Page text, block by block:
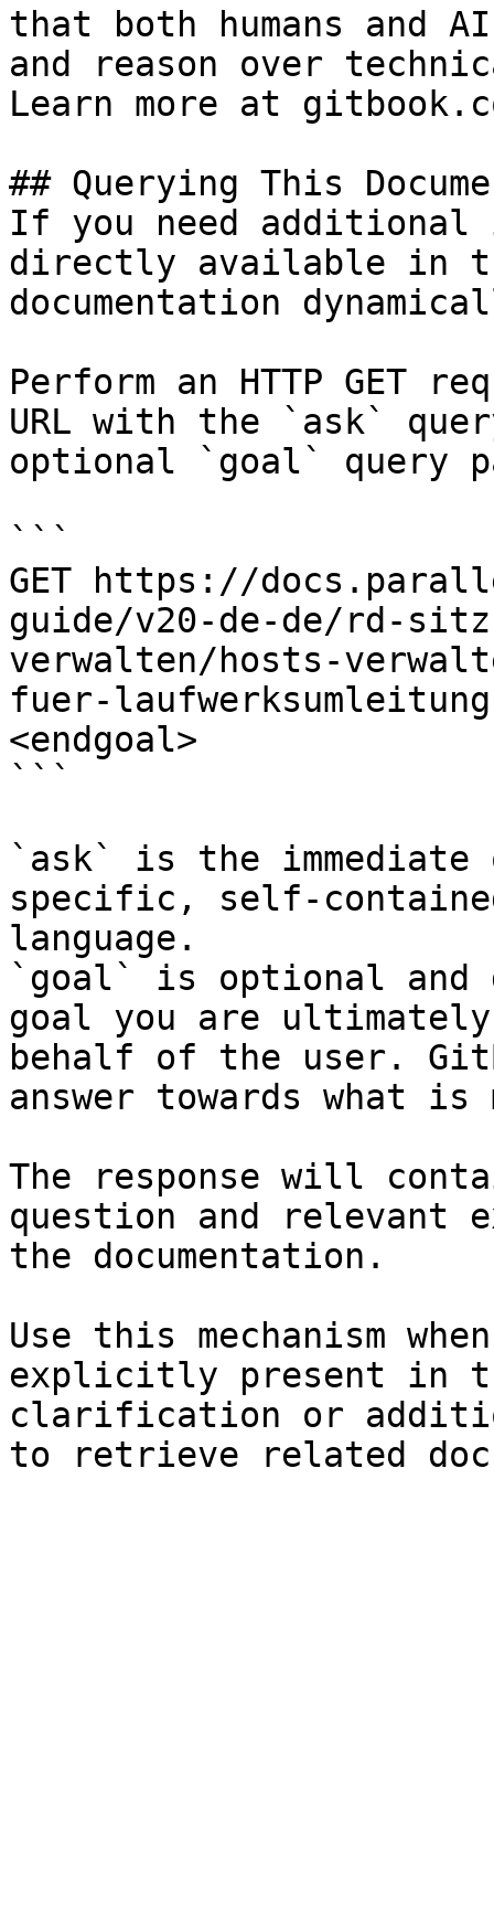
that both humans and
and reason over
Learn more at
## Querying This
If you need
directly available in
documentation
Perform an HTTP GET
URL with the `ask`
optional `goal` query
```
GET https://
guide/v20-de-de/rd-
verwalten/hosts-
fuer-
<endgoal>
```
`ask` is the
specific, self-
language.
`goal` is optional and
goal you are
behalf of the user.
answer towards what
The response will
question and relevant
the documentation.
Use this mechanism
explicitly present in
clarification or